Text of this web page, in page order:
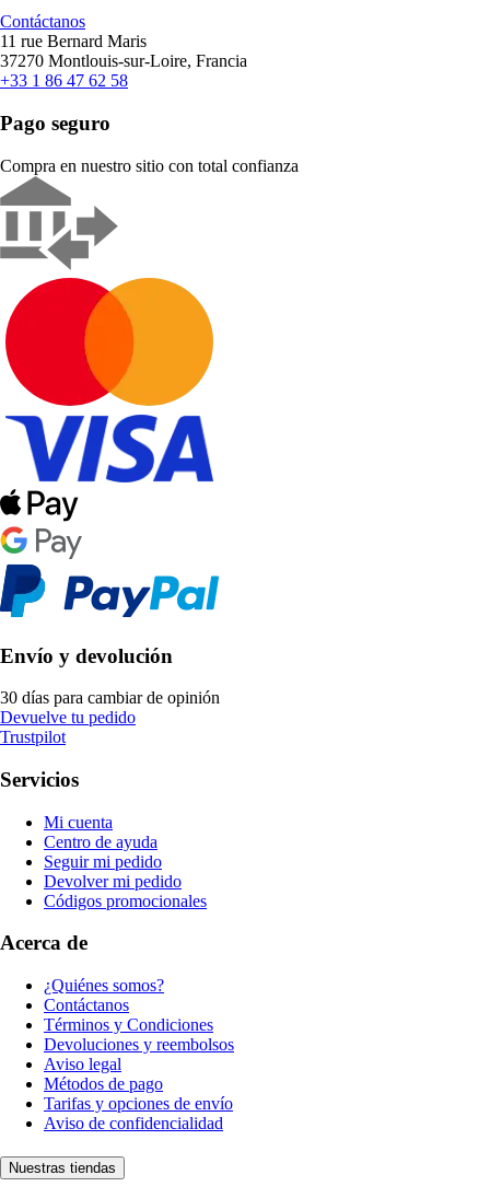
Contáctanos
11 rue Bernard Maris
37270 Montlouis-sur-Loire, Francia
+33 1 86 47 62 58
Pago seguro
Compra en nuestro sitio con total confianza
Envío y devolución
30 días para cambiar de opinión
Devuelve tu pedido
Trustpilot
Servicios
Mi cuenta
Centro de ayuda
Seguir mi pedido
Devolver mi pedido
Códigos promocionales
Acerca de
¿Quiénes somos?
Contáctanos
Términos y Condiciones
Devoluciones y reembolsos
Aviso legal
Métodos de pago
Tarifas y opciones de envío
Aviso de confidencialidad
Nuestras tiendas